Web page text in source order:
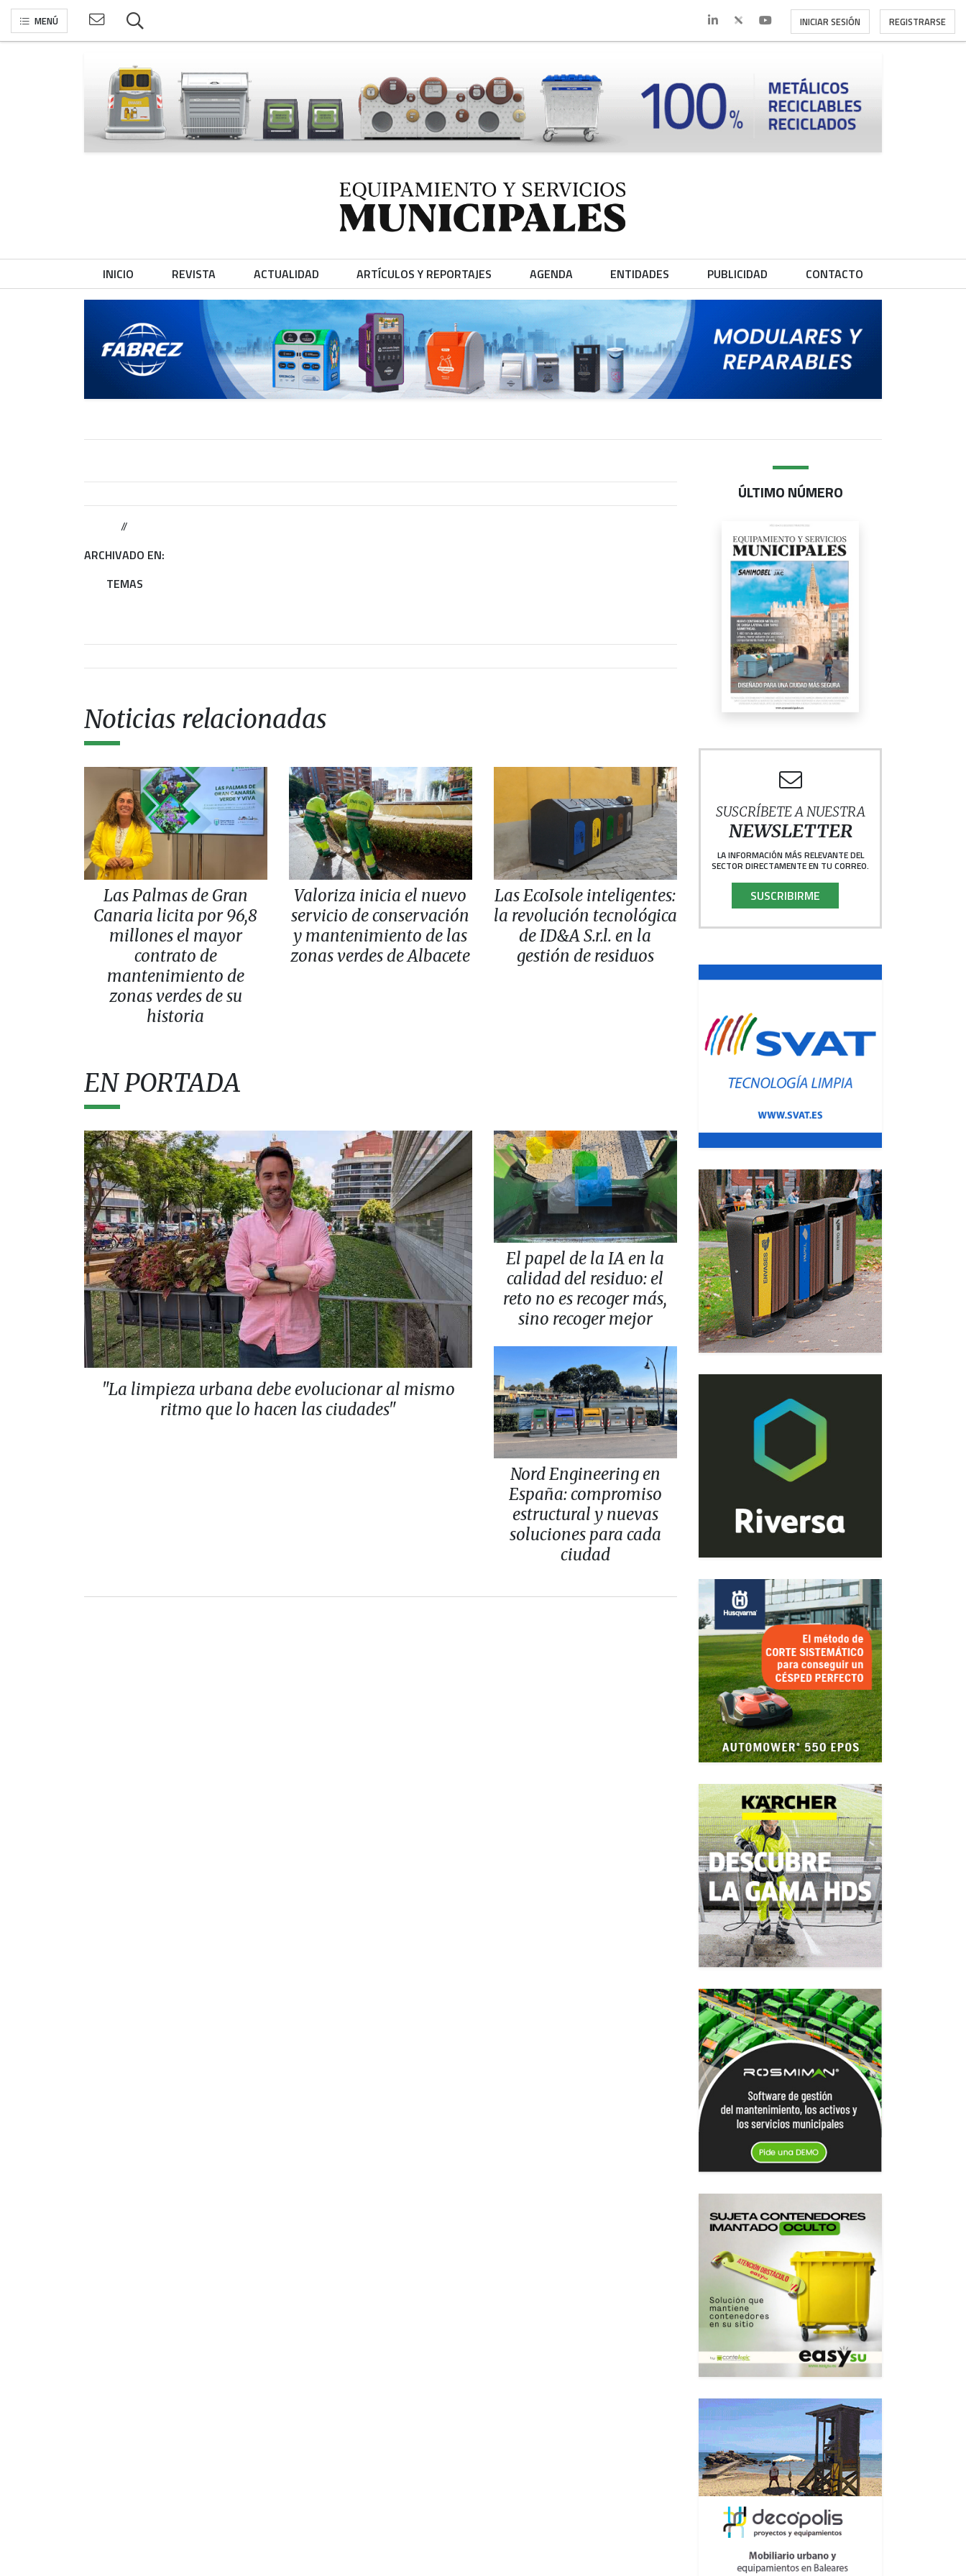
MENÚ INICIAR SESIÓN REGISTRARSE
INICIO REVISTA ACTUALIDAD ARTÍCULOS Y REPORTAJES AGENDA ENTIDADES PUBLICIDAD CONTACTO
//
ARCHIVADO EN:
TEMAS
Noticias relacionadas
Las Palmas de Gran
Canaria licita por 96,8
millones el mayor
contrato de
mantenimiento de
zonas verdes de su
historia
Valoriza inicia el nuevo
servicio de conservación
y mantenimiento de las
zonas verdes de Albacete
Las EcoIsole inteligentes:
la revolución tecnológica
de ID&A S.r.l. en la
gestión de residuos
EN PORTADA
"La limpieza urbana debe evolucionar al mismo
ritmo que lo hacen las ciudades"
El papel de la IA en la
calidad del residuo: el
reto no es recoger más,
sino recoger mejor
Nord Engineering en
España: compromiso
estructural y nuevas
soluciones para cada
ciudad
ÚLTIMO NÚMERO
SUSCRÍBETE A NUESTRA
NEWSLETTER
LA INFORMACIÓN MÁS RELEVANTE DEL
SECTOR DIRECTAMENTE EN TU CORREO.
SUSCRIBIRME